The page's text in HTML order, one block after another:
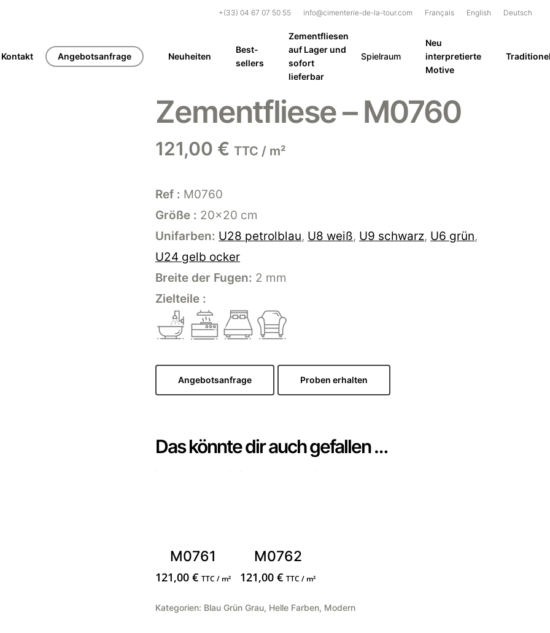
+(33) 04 67 07 50 55 info@cimenterie-de-la-tour.com Français English Deutsch
Kontakt Angebotsanfrage Neuheiten
Best-
sellers
Zementfliesen
auf Lager und
sofort
lieferbar
Spielraum
Neu
interpretierte
Motive
Zementfliese – M0760
121,00 € TTC / m²
Ref : M0760
Größe : 20×20 cm
Unifarben: U28 petrolblau, U8 weiß, U9 schwarz, U6 grün,
U24 gelb ocker
Breite der Fugen: 2 mm
Zielteile :
Angebotsanfrage Proben erhalten
Das könnte dir auch gefallen …
M0761
121,00€ TTC / m²
M0762
121,00€ TTC / m²
Kategorien: Blau Grün Grau, Helle Farben, Modern